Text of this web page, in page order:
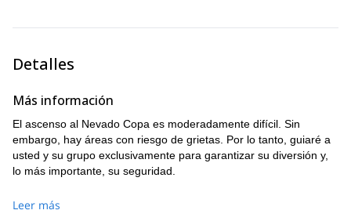
Detalles
Más información
El ascenso al Nevado Copa es moderadamente difícil. Sin
embargo, hay áreas con riesgo de grietas. Por lo tanto, guiaré a
usted y su grupo exclusivamente para garantizar su diversión y,
lo más importante, su seguridad.
Leer más